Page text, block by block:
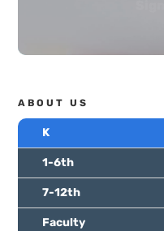
ABOUT US
K
1-6th
7-12th
Faculty